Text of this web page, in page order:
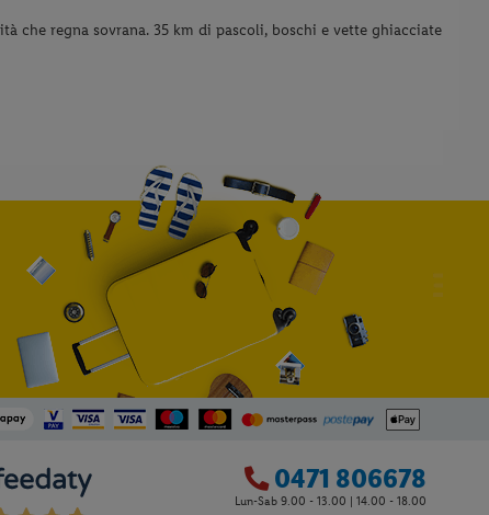
che regna sovrana. 35 km di pascoli, boschi e vette ghiacciate
0471 806678
Lun-Sab 9.00 - 13.00 | 14.00 - 18.00